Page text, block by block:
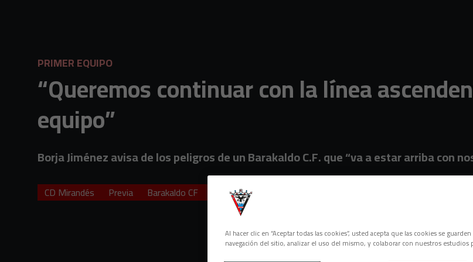
PRIMER EQUIPO
“Queremos continuar con la línea
equipo”
Borja Jiménez avisa de los peligros de un Barakaldo C.F. que “va a estar arriba con
CD Mirandés Previa Barakaldo CF Borja Jiménez
Al hacer clic en “Aceptar todas las cookies”, usted acepta que las cookies se
navegación del sitio, analizar el uso del mismo, y colaborar con nuestros estudios